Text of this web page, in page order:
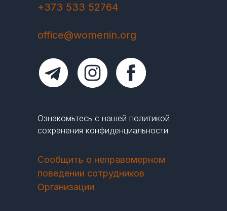
+373 533 52764
office@womenin.org
Сообщить о неправомерном
поведении сотрудников
Организации
Ознакомьтесь с нашей политикой
сохранения конфиденциальности